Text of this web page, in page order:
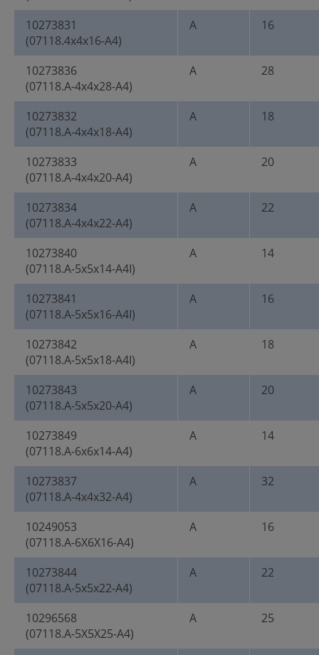
10273831
(07118.4x4x16-A4)
A 16
10273836
(07118.A-4x4x28-A4)
A 28
10273832
(07118.A-4x4x18-A4)
A 18
10273833
(07118.A-4x4x20-A4)
A 20
10273834
(07118.A-4x4x22-A4)
A 22
10273840
(07118.A-5x5x14-A4I)
A 14
10273841
(07118.A-5x5x16-A4I)
A 16
10273842
(07118.A-5x5x18-A4I)
A 18
10273843
(07118.A-5x5x20-A4)
A 20
10273849
(07118.A-6x6x14-A4)
A 14
10273837
(07118.A-4x4x32-A4)
A 32
10249053
(07118.A-6X6X16-A4)
A 16
10273844
(07118.A-5x5x22-A4)
A 22
10296568
(07118.A-5X5X25-A4)
A 25